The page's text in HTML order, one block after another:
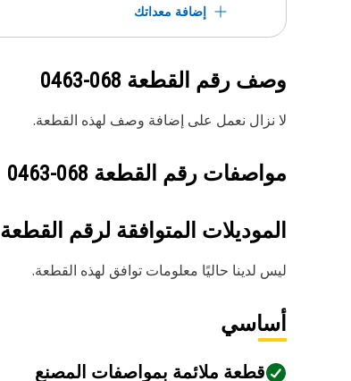
إضافة معداتك
وصف رقم القطعة 068-0463
لا نزال نعمل على إضافة وصف لهذه القطعة.
مواصفات رقم القطعة 068-0463
الموديلات المتوافقة لرقم القطعة
ليس لدينا حاليًا معلومات توافق لهذه القطعة.
أساسي
قطعة ملائمة بمواصفات المصنع